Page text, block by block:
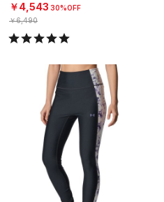
￥4,543 30%OFF
￥6,490